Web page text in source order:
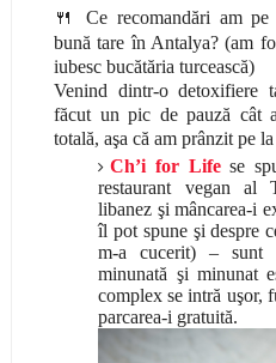
🍴 Ce recomandări am
bună tare în Antalya? (am
iubesc bucătăria turcească)
Venind dintr-o detoxifiere
făcut un pic de pauză cât
totală, aşa că am prânzit pe
Ch’i for Life se
restaurant vegan al
libanez şi mâncarea-i
îl pot spune şi despre
m-a cucerit) – sunt
minunată şi minunat
complex se intră uşor,
parcarea-i gratuită.